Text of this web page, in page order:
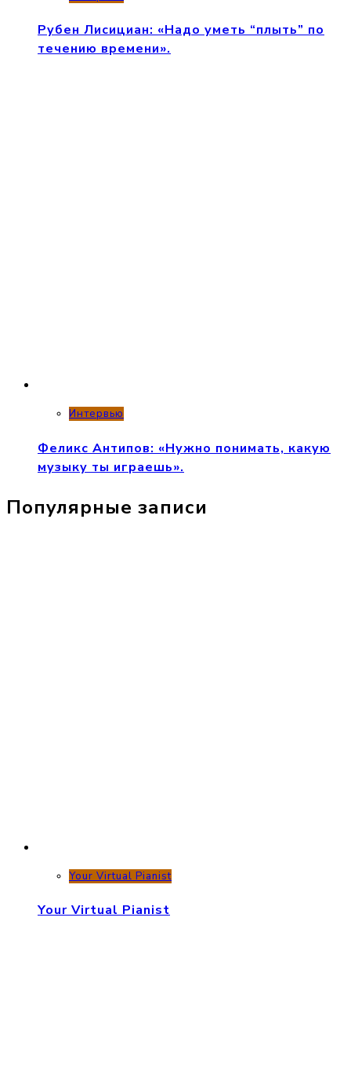
Рубен Лисициан: «Надо уметь “плыть” по
течению времени».
Интервью
Феликс Антипов: «Нужно понимать, какую
музыку ты играешь».
Популярные записи
Your Virtual Pianist
Your Virtual Pianist